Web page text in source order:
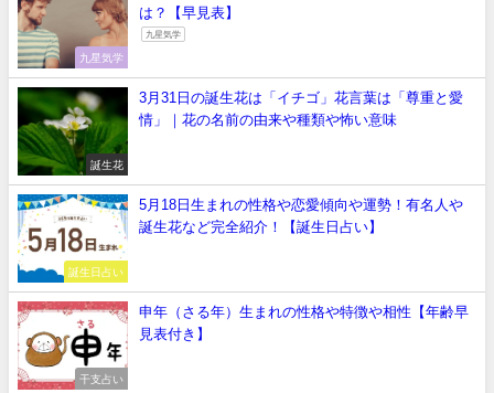
九星気学
は？【早見表】
九星気学
誕生花
3月31日の誕生花は「イチゴ」花言葉は「尊重と愛
情」｜花の名前の由来や種類や怖い意味
誕生日占い
5月18日生まれの性格や恋愛傾向や運勢！有名人や
誕生花など完全紹介！【誕生日占い】
干支占い
申年（さる年）生まれの性格や特徴や相性【年齢早
見表付き】